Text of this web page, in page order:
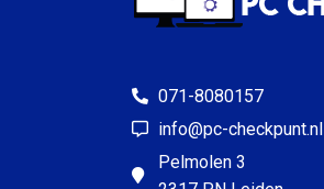
071-8080157
info@pc-checkpunt.nl
Pelmolen 3